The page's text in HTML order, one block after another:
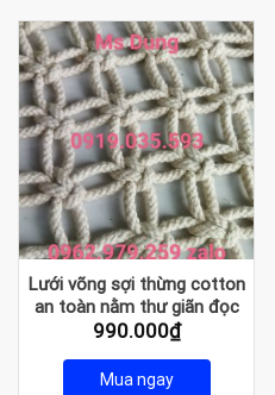
Lưới võng sợi thừng cotton
an toàn nằm thư giãn đọc
sách
990.000₫
Mua ngay